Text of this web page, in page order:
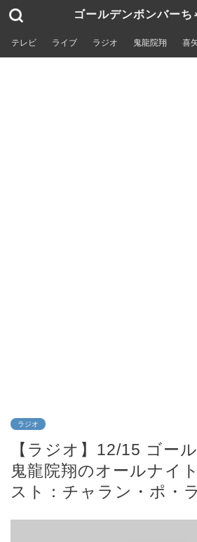
ゴールデンボンバーち
テレビ ライブ ラジオ 鬼龍院翔 喜
ラジオ
【ラジオ】12/15 ゴー
鬼龍院翔のオールナイ
スト：チャラン・ポ・